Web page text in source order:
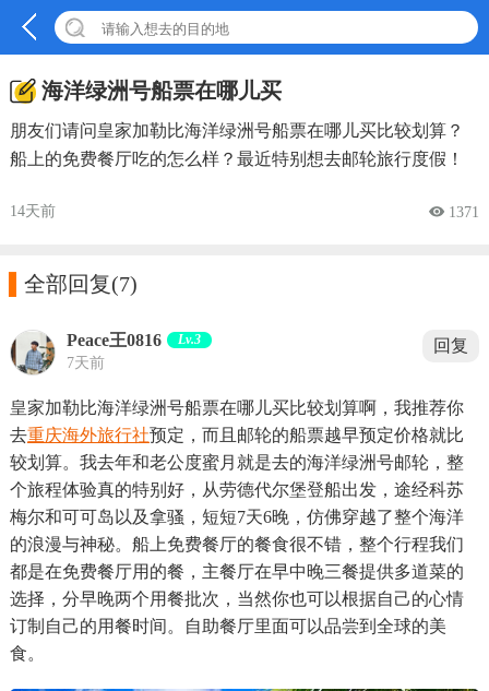
海洋绿洲号船票在哪儿买
朋友们请问皇家加勒比海洋绿洲号船票在哪儿买比较划算？
船上的免费餐厅吃的怎么样？最近特别想去邮轮旅行度假！
14天前  1371
全部回复(7)
Peace王0816 Lv.3
7天前
回复
皇家加勒比海洋绿洲号船票在哪儿买比较划算啊，我推荐你
去重庆海外旅行社预定，而且邮轮的船票越早预定价格就比
较划算。我去年和老公度蜜月就是去的海洋绿洲号邮轮，整
个旅程体验真的特别好，从劳德代尔堡登船出发，途经科苏
梅尔和可可岛以及拿骚，短短7天6晚，仿佛穿越了整个海洋
的浪漫与神秘。船上免费餐厅的餐食很不错，整个行程我们
都是在免费餐厅用的餐，主餐厅在早中晚三餐提供多道菜的
选择，分早晚两个用餐批次，当然你也可以根据自己的心情
订制自己的用餐时间。自助餐厅里面可以品尝到全球的美
食。